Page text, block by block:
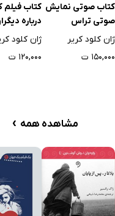
کتاب صوتی نمایش
صوتی تراس
ژان کلود کریر
۱۵۰,۰۰۰ ت
کتاب فیلم
درباره
ژان کلود
۱۲۰,۰۰۰ ت
مشاهده همه ›